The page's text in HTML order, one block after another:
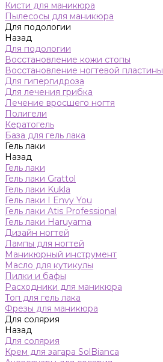
Кисти для маникюра
Пылесосы для маникюра
Для подологии
Назад
Для подологии
Восстановление кожи стопы
Восстановление ногтевой пластины
Для гипергидроза
Для лечения грибка
Лечение вросшего ногтя
Полигели
Кератогель
База для гель лака
Гель лаки
Назад
Гель лаки
Гель лаки Grattol
Гель лаки Kukla
Гель лаки I Envy You
Гель лаки Atis Professional
Гель лаки Haruyama
Дизайн ногтей
Лампы для ногтей
Маникюрный инструмент
Масло для кутикулы
Пилки и бафы
Расходники для маникюра
Топ для гель лака
Фрезы для маникюра
Для солярия
Назад
Для солярия
Крем для загара SolBianca